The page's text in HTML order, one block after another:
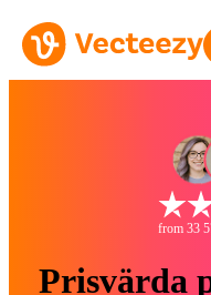
from 33
Prisvärda